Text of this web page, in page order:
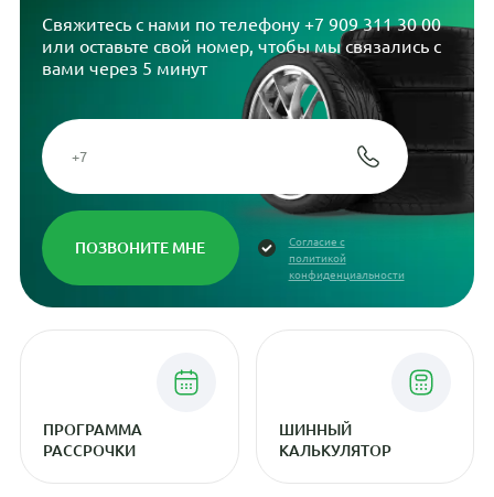
Свяжитесь с нами по телефону +7 909 311 30 00
или оставьте свой номер, чтобы мы связались с
вами через 5 минут
Согласие с
политикой
конфиденциальности
ПРОГРАММА
РАССРОЧКИ
ШИННЫЙ
КАЛЬКУЛЯТОР